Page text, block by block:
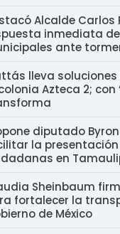
Alcalde Carlos
inmediata
ante
lleva
Azteca 2; con
diputado
la
en
Sheinbaum
fortalecer la
de México